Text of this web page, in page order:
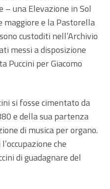
– una Elevazione in Sol
e la Pastorella
custoditi nell’Archivio
messi a disposizione
Puccini per Giacomo
si fosse cimentato da
e della sua partenza
di musica per organo.
che
di guadagnare del